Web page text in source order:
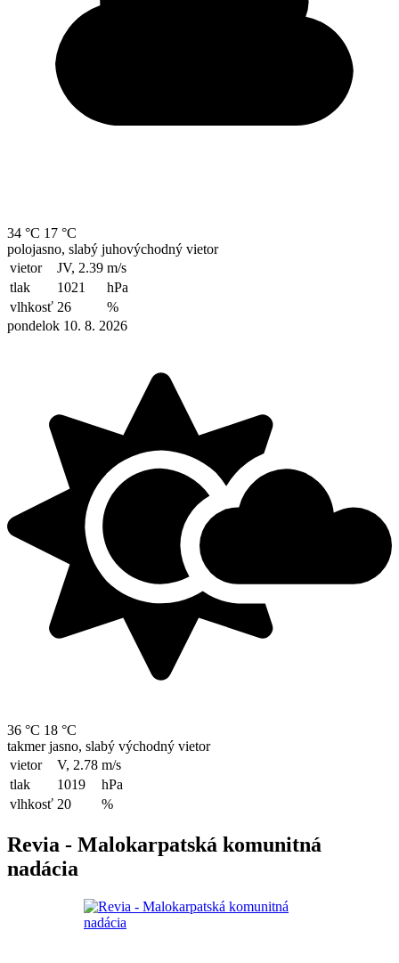
34 °C 17 °C
polojasno, slabý juhovýchodný vietor
vietor
JV, 2.39 m/s
tlak
1021
hPa
vlhkosť 26
%
pondelok 10. 8. 2026
36 °C 18 °C
takmer jasno, slabý východný vietor
vietor
V, 2.78 m/s
tlak
1019
hPa
vlhkosť 20 %
Revia - Malokarpatská komunitná
nadácia